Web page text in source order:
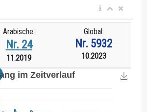
Arabische:
Nr. 24
11.2019
Global:
Nr. 5932
10.2023